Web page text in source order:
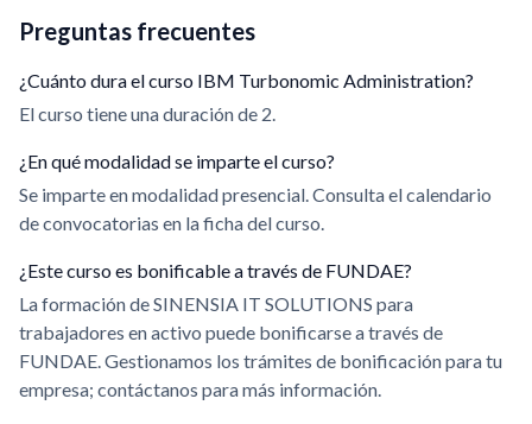
Preguntas frecuentes
¿Cuánto dura el curso IBM Turbonomic Administration?
El curso tiene una duración de 2.
¿En qué modalidad se imparte el curso?
Se imparte en modalidad presencial. Consulta el calendario
de convocatorias en la ficha del curso.
¿Este curso es bonificable a través de FUNDAE?
La formación de SINENSIA IT SOLUTIONS para
trabajadores en activo puede bonificarse a través de
FUNDAE. Gestionamos los trámites de bonificación para tu
empresa; contáctanos para más información.